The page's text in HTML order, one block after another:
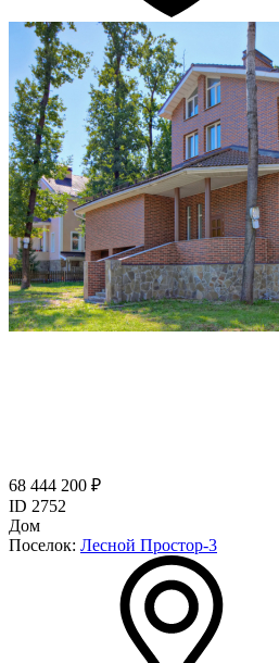
68 444 200 ₽
ID 2752
Дом
Поселок: Лесной Простор-3